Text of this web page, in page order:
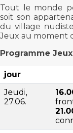
Tout le monde
soit son
du village
Jeux au moment
Programme
jour
Jeudi,
27.06.